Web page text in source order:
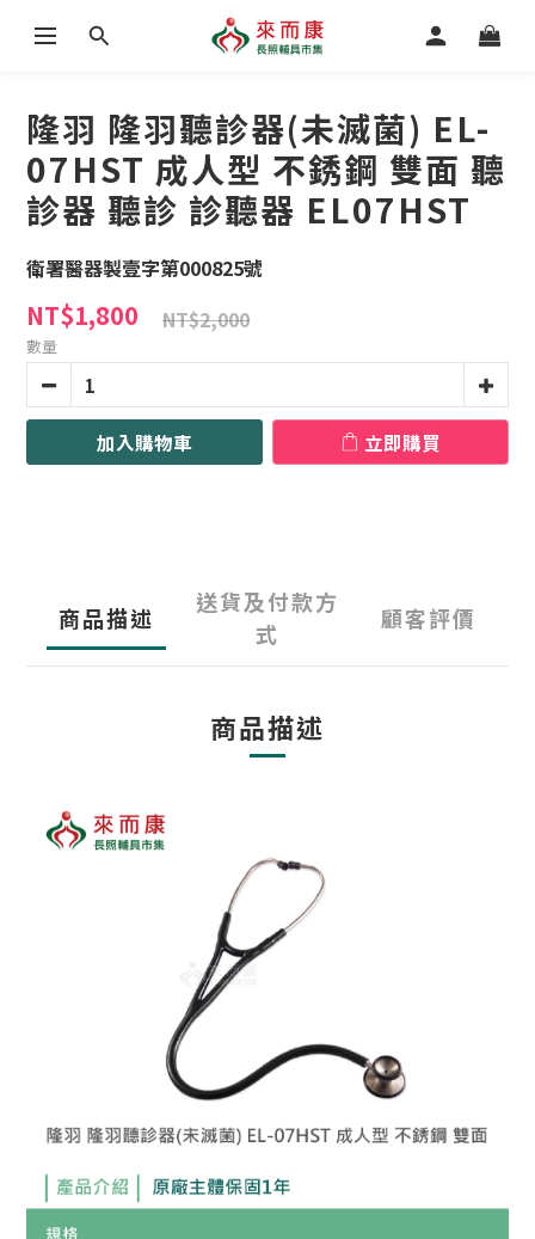
隆羽 隆羽聽診器(未滅菌) EL-
07HST 成人型 不銹鋼 雙面 聽
診器 聽診 診聽器 EL07HST
衛署醫器製壹字第000825號
NT$1,800 NT$2,000
數量
加入購物車 立即購買
商品描述
送貨及付款方
式
顧客評價
商品描述